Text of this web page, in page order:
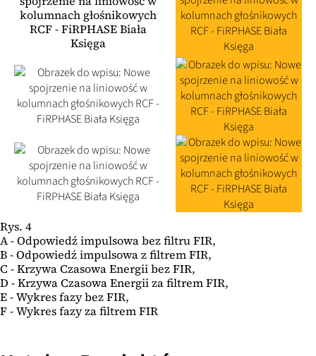
Rys. 4
A - Odpowiedź impulsowa bez filtru FIR,
B - Odpowiedź impulsowa z filtrem FIR,
C - Krzywa Czasowa Energii bez FIR,
D - Krzywa Czasowa Energii za filtrem FIR,
E - Wykres fazy bez FIR,
F - Wykres fazy za filtrem FIR